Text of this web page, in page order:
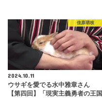
佳原萌枝
2024.10.11
ウサギを愛でる水中雅章さん
【第四回】「現実主義勇者の王国